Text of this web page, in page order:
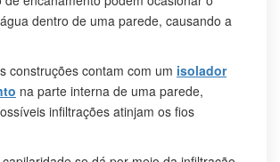
dentro de uma parede, causando a
construções contam com um isolador
na parte interna de uma parede,
infiltrações atinjam os fios